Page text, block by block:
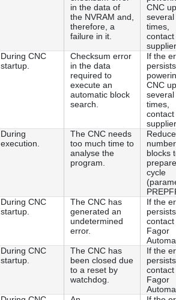
in the data of
the NVRAM and,
therefore, a
failure in it.
CNC up
several
times,
During CNC
startup.
Checksum error
in the data
required to
execute an
automatic block
search.
If the
CNC up
several
times,
During
execution.
The CNC needs
too much time to
analyse the
program.
blocks
cycle
During CNC
startup.
The CNC has
generated an
undetermined
error.
If the
contact
Fagor
During CNC
startup.
The CNC has
been closed due
to a reset by
watchdog.
If the
contact
Fagor